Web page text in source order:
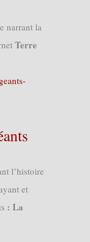
narrant la
Terre
l’histoire
et
: La